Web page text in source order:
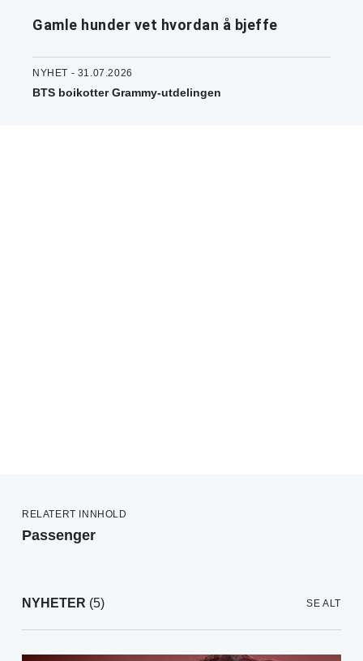
Gamle hunder vet hvordan å bjeffe
NYHET - 31.07.2026
BTS boikotter Grammy-utdelingen
RELATERT INNHOLD
Passenger
NYHETER (5) SE ALT